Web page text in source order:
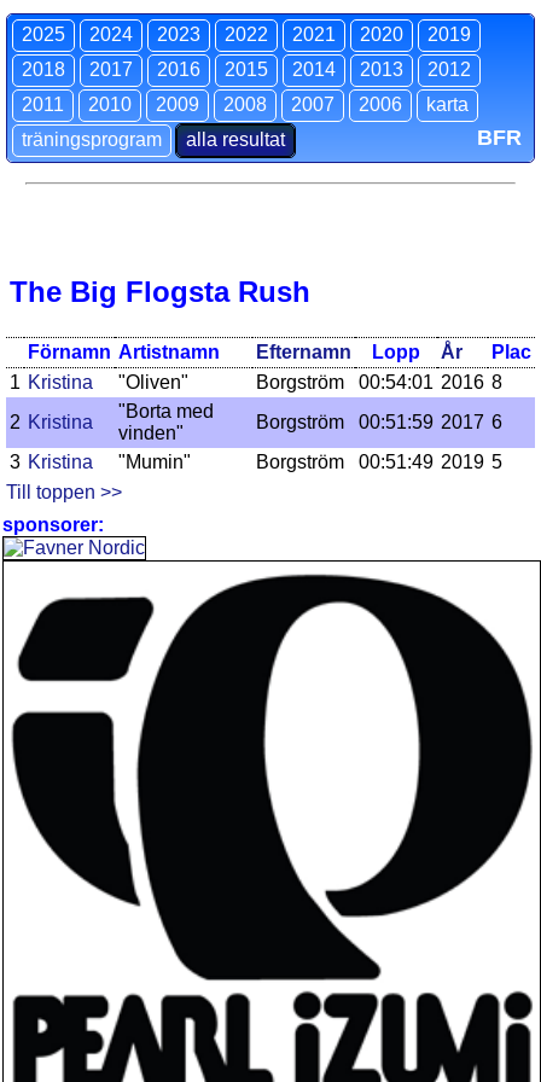
2025 2024 2023 2022 2021 2020
2019
2018
2017 2016 2015 2014 2013
2012
2011
2010 2009 2008 2007 2006
karta
träningsprogram
alla resultat BFR
The Big Flogsta Rush
Förnamn Artistnamn Efternamn Lopp År
Plac
1 Kristina "Oliven" Borgström 00:54:01 2016 8
2 Kristina
"Borta med
vinden"
Borgström 00:51:59 2017 6
3 Kristina "Mumin" Borgström 00:51:49 2019 5
Till toppen >>
sponsorer: